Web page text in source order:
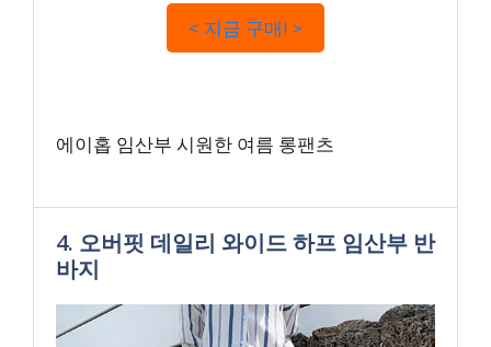
< 지금 구매! >
에이홉 임산부 시원한 여름 롱팬츠
4. 오버핏 데일리 와이드 하프 임산부 반
바지